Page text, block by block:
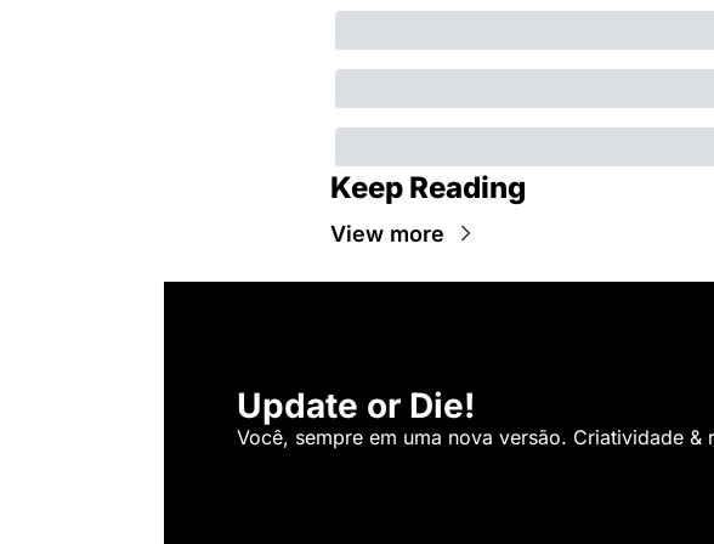
Keep Reading
View more
Update or Die!
Você, sempre em uma nova versão. Criatividade &